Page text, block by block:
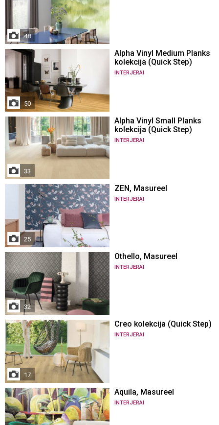
48
50
Alpha Vinyl Medium Planks
kolekcija (Quick Step)
INTERJERAI
33
Alpha Vinyl Small Planks
kolekcija (Quick Step)
INTERJERAI
25
ZEN, Masureel
INTERJERAI
32
Othello, Masureel
INTERJERAI
17
Creo kolekcija (Quick Step)
INTERJERAI
Aquila, Masureel
INTERJERAI